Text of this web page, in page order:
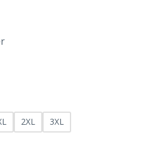
2XL 3XL